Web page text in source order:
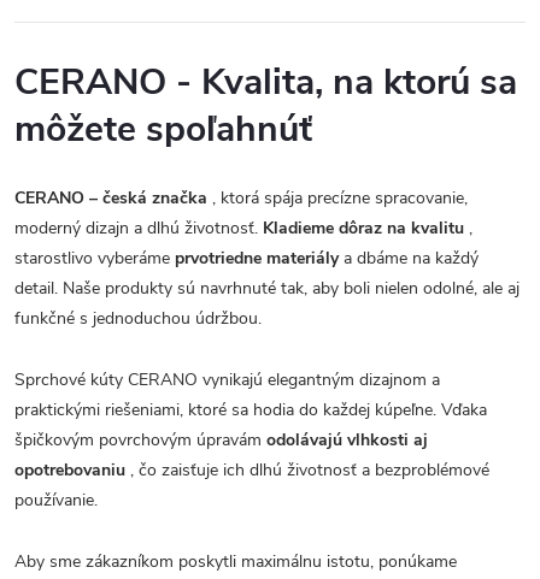
CERANO - Kvalita, na ktorú sa
môžete spoľahnúť
CERANO – česká značka , ktorá spája precízne spracovanie,
moderný dizajn a dlhú životnosť. Kladieme dôraz na kvalitu ,
starostlivo vyberáme prvotriedne materiálya dbáme na každý
detail. Naše produkty sú navrhnuté tak, aby boli nielen odolné, ale aj
funkčné s jednoduchou údržbou.
Sprchové kúty CERANO vynikajú elegantným dizajnom a
praktickými riešeniami, ktoré sa hodia do každej kúpeľne. Vďaka
špičkovým povrchovým úpravám odolávajú vlhkosti aj
opotrebovaniu , čo zaisťuje ich dlhú životnosť a bezproblémové
používanie.
Aby sme zákazníkom poskytli maximálnu istotu, ponúkame